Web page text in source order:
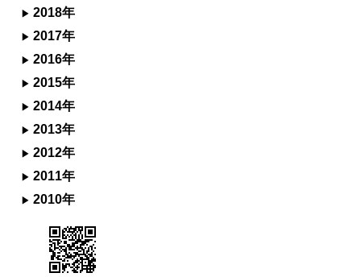
2018年
2017年
2016年
2015年
2014年
2013年
2012年
2011年
2010年